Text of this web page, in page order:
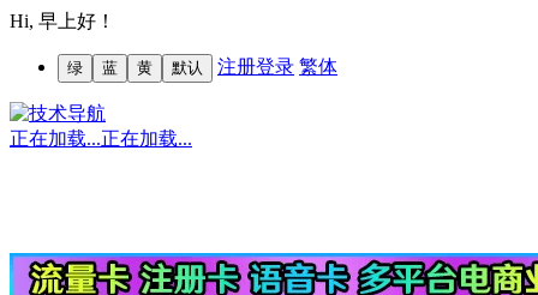
Hi, 早上好！
绿 蓝 黄 默认 注册登录 繁体
正在加载...正在加载...